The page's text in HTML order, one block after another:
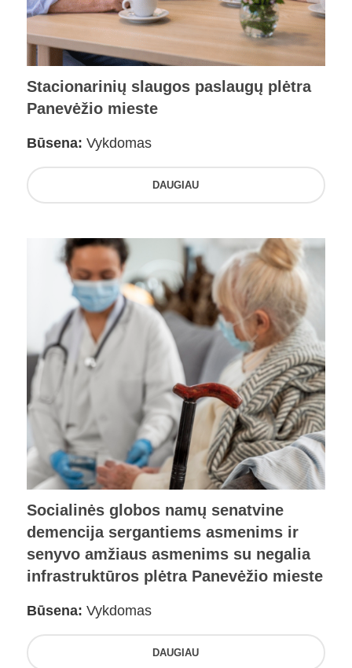
Stacionarinių slaugos paslaugų plėtra
Panevėžio mieste
Būsena: Vykdomas
DAUGIAU
Socialinės globos namų senatvine
demencija sergantiems asmenims ir
senyvo amžiaus asmenims su negalia
infrastruktūros plėtra Panevėžio mieste
Būsena: Vykdomas
DAUGIAU